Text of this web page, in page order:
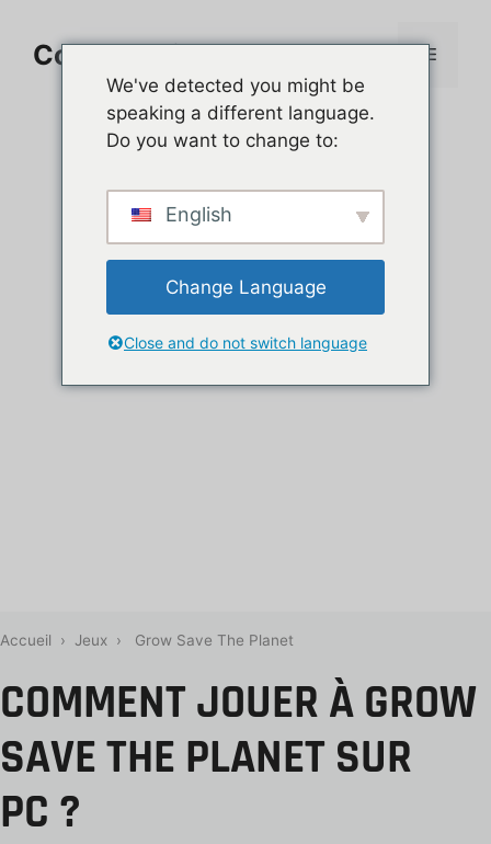
contenuComment jouer sur PC Menu
Accueil › Jeux › Grow Save The Planet
COMMENT JOUER À GROW
SAVE THE PLANET SUR
PC ?
We've detected you might be
speaking a different language.
Do you want to change to:
English
Change Language
Close and do not switch language